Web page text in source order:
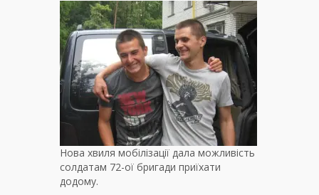
Нова хвиля мобілізації дала можливість
солдатам 72-ої бригади приїхати
додому.